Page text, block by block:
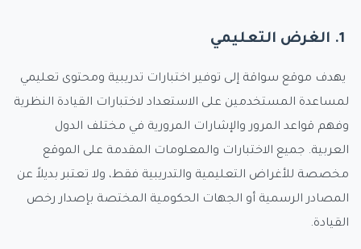
يهدف موقع سواقة إلى توفير اختبارات تدريبية ومحتوى تعليمي
لمساعدة المستخدمين على الاستعداد لاختبارات القيادة النظرية
وفهم قواعد المرور والإشارات المرورية في مختلف الدول
العربية. جميع الاختبارات والمعلومات المقدمة على الموقع
مخصصة للأغراض التعليمية والتدريبية فقط، ولا تعتبر بديلاً عن
المصادر الرسمية أو الجهات الحكومية المختصة بإصدار رخص
القيادة.